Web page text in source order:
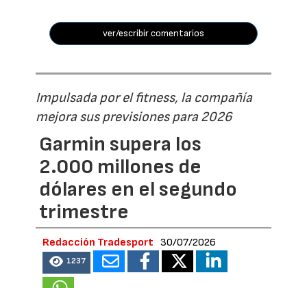
ver/escribir comentarios
Impulsada por el fitness, la compañía
mejora sus previsiones para 2026
Garmin supera los
2.000 millones de
dólares en el segundo
trimestre
Redacción Tradesport 30/07/2026
1237